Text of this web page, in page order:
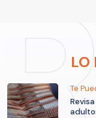
LO
Te